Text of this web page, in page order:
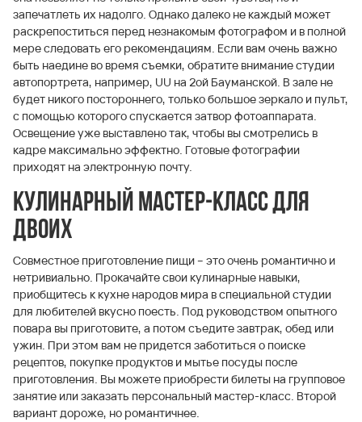
запечатлеть их надолго. Однако далеко не каждый может
раскрепоститься перед незнакомым фотографом и в полной
мере следовать его рекомендациям. Если вам очень важно
быть наедине во время съемки, обратите внимание студии
автопортрета, например, UU на 2ой Бауманской. В зале не
будет никого постороннего, только большое зеркало и пульт,
с помощью которого спускается затвор фотоаппарата.
Освещение уже выставлено так, чтобы вы смотрелись в
кадре максимально эффектно. Готовые фотографии
приходят на электронную почту.
Кулинарный мастер-класс для
двоих
Совместное приготовление пищи – это очень романтично и
нетривиально. Прокачайте свои кулинарные навыки,
приобщитесь к кухне народов мира в специальной студии
для любителей вкусно поесть. Под руководством опытного
повара вы приготовите, а потом съедите завтрак, обед или
ужин. При этом вам не придется заботиться о поиске
рецептов, покупке продуктов и мытье посуды после
приготовления. Вы можете приобрести билеты на групповое
занятие или заказать персональный мастер-класс. Второй
вариант дороже, но романтичнее.